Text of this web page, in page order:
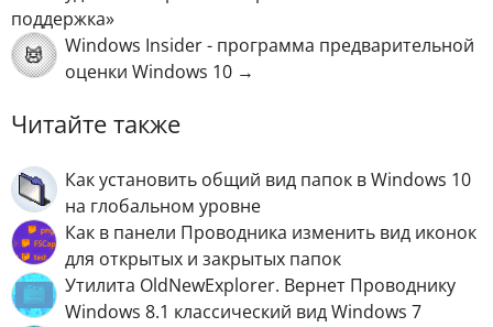
поддержка»
Windows Insider - программа предварительной
оценки Windows 10 →
Читайте также
Как установить общий вид папок в Windows 10
на глобальном уровне
Как в панели Проводника изменить вид иконок
для открытых и закрытых папок
Утилита OldNewExplorer. Вернет Проводнику
Windows 8.1 классический вид Windows 7